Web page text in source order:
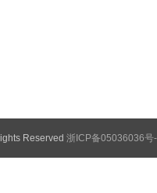
Reserved 浙ICP备05036036号